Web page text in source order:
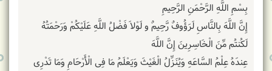
بِسْمِ اللَّهِ الرَّحْمَنِ الرَّحِیمِ
إِنَّ اللَّهَ بِالنَّاسِ لَرَؤُوفٌ رَّحِیمٌ و لَوْلاَ فَضْلُ اللَّهِ عَلَیْکُمْ وَرَحْمَتُهُ
لَکُنتُم مِّنَ الْخَاسِرِینَ إِنَّ اللَّهَ
عِندَهُ عِلْمُ السَّاعَهِ وَیُنَزِّلُ الْغَیْثَ وَیَعْلَمُ مَا فِی الْأَرْحَامِ وَمَا تَدْرِی